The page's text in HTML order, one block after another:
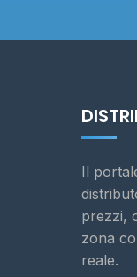
Il
prezzi,
zona
reale.